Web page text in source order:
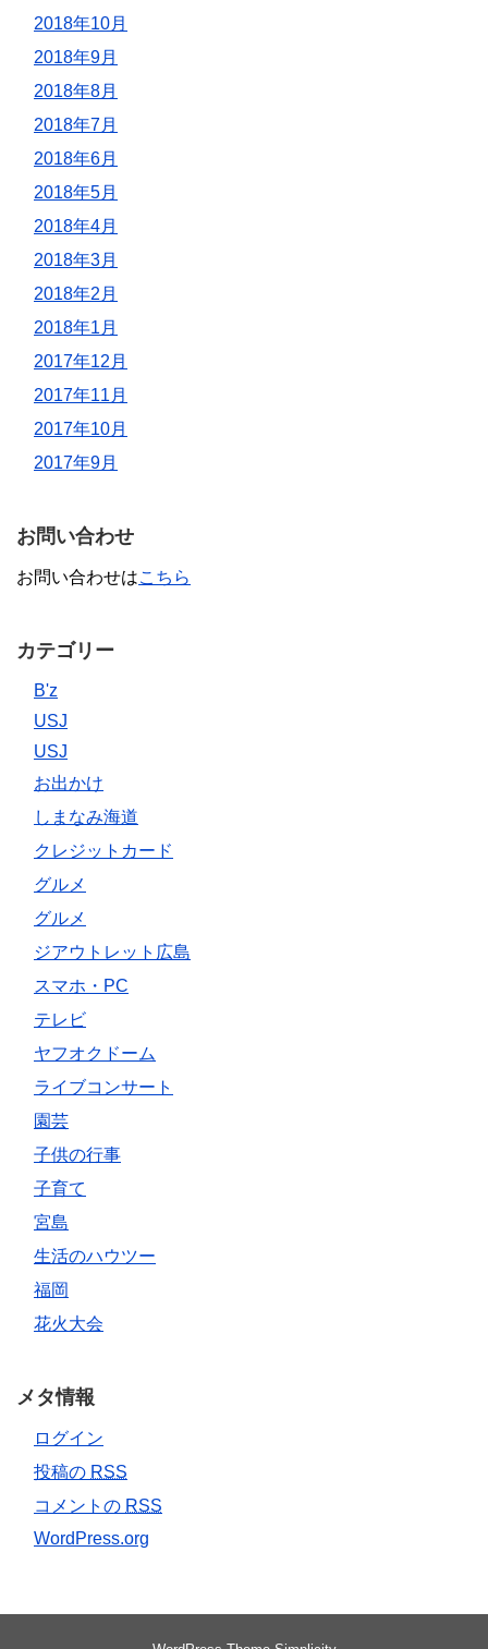
2018年10月
2018年9月
2018年8月
2018年7月
2018年6月
2018年5月
2018年4月
2018年3月
2018年2月
2018年1月
2017年12月
2017年11月
2017年10月
2017年9月
お問い合わせ
お問い合わせはこちら
カテゴリー
B'z
USJ
USJ
お出かけ
しまなみ海道
クレジットカード
グルメ
グルメ
ジアウトレット広島
スマホ・PC
テレビ
ヤフオクドーム
ライブコンサート
園芸
子供の行事
子育て
宮島
生活のハウツー
福岡
花火大会
メタ情報
ログイン
投稿の RSS
コメントの RSS
WordPress.org